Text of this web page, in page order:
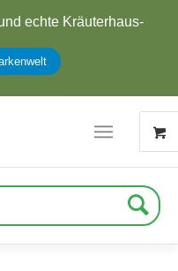
echte Kräuterhaus-
Suche